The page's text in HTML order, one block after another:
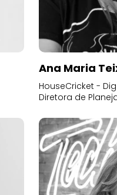
Ana Maria
HouseCricket -
Diretora de